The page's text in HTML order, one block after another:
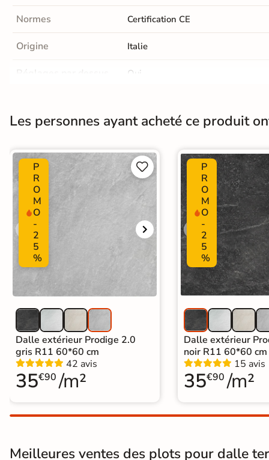
Carrelage poli /
semi-poli
Carrelage brillant
Besoin d'aide
et de conseil ?
Nos spécialistes du
carrelage vous
05 82 95 56 76
Appel non surtaxé
Du lundi au vendredi
9h–12h30 / 13h30–18h
Le samedi
10h–13h / 14h–18h
contact@reflex-groupe.fr
Conseils
personnalisés
Projets
sur-
mesure
Normes Certification CE
Origine Italie
Réglages par dessus Oui
Catégories Plot pour carrelage
Les personnes ayant acheté ce produit
P
R
O
M
O
-
2
5
%


Dalle extérieur Prodige 2.0
gris R11 60*60 cm
42 avis
35€90 /m²
P
R
O
M
O
-
2
5
%
Dalle extérieur
noir R11 60*60 cm
15 avis
35€90 /m²
Meilleures ventes des plots pour dalle